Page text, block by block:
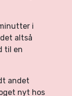
i
altså
til en
andet
nyt hos